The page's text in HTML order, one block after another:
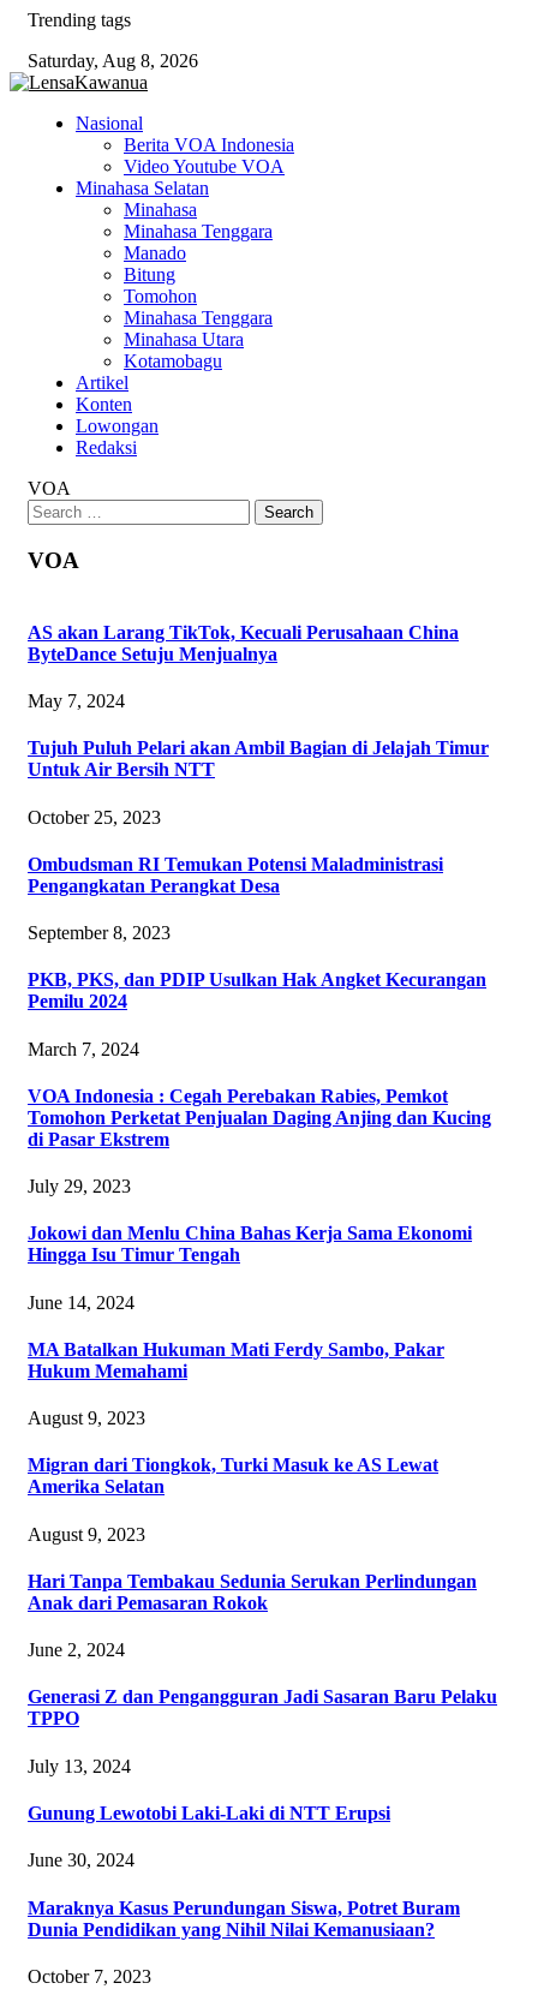
Skip
content
Trending tags
Saturday, Aug 8, 2026
Nasional
Berita VOA Indonesia
Video Youtube VOA
Minahasa Selatan
Minahasa
Minahasa Tenggara
Manado
Bitung
Tomohon
Minahasa Tenggara
Minahasa Utara
Kotamobagu
Artikel
Konten
Lowongan
Redaksi
VOA
Search
for:
VOA
AS akan Larang TikTok, Kecuali Perusahaan China
ByteDance Setuju Menjualnya
May 7, 2024
Tujuh Puluh Pelari akan Ambil Bagian di Jelajah Timur
Untuk Air Bersih NTT
October 25, 2023
Ombudsman RI Temukan Potensi Maladministrasi
Pengangkatan Perangkat Desa
September 8, 2023
PKB, PKS, dan PDIP Usulkan Hak Angket Kecurangan
Pemilu 2024
March 7, 2024
VOA Indonesia : Cegah Perebakan Rabies, Pemkot
Tomohon Perketat Penjualan Daging Anjing dan Kucing
di Pasar Ekstrem
July 29, 2023
Jokowi dan Menlu China Bahas Kerja Sama Ekonomi
Hingga Isu Timur Tengah
June 14, 2024
MA Batalkan Hukuman Mati Ferdy Sambo, Pakar
Hukum Memahami
August 9, 2023
Migran dari Tiongkok, Turki Masuk ke AS Lewat
Amerika Selatan
August 9, 2023
Hari Tanpa Tembakau Sedunia Serukan Perlindungan
Anak dari Pemasaran Rokok
June 2, 2024
Generasi Z dan Pengangguran Jadi Sasaran Baru Pelaku
TPPO
July 13, 2024
Gunung Lewotobi Laki-Laki di NTT Erupsi
June 30, 2024
Maraknya Kasus Perundungan Siswa, Potret Buram
Dunia Pendidikan yang Nihil Nilai Kemanusiaan?
October 7, 2023